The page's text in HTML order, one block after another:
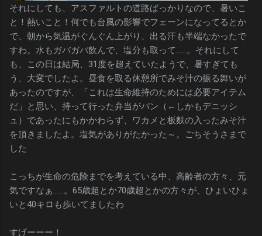
それにしても、アスファルトの道路ばっかりなので、暑いこ
と！熱いこと！何でも台風の影響でフェーンになってるとか
で、朝から気温がぐんぐん上がり、出る汗も半端なかったで
すわ。水もガバガバ飲んで、塩分も取って……。それにして
も、この日は結局、31度を超えていたようで、暑すぎても
う、大変でしたよ。昼食を取る休憩所でみそ汁の振る舞いが
あったのですが、「これは生命維持のためには必要アイテム
だ」と思い、持って行った弁当がパン（←しかもデニッシ
ュ）であったにもかかわらず、ワカメと板麩の入ったみそ汁
を頂きましたよ。塩気がありがたかった～。ごちそうさまで
した
こっちが生命の危険までを考えている中、高齢者の方々、元
気ですなぁ……。65歳超とか70歳超とかの方々が、ひょいひょ
いと40キロも歩いてましたわ
すげーーー！